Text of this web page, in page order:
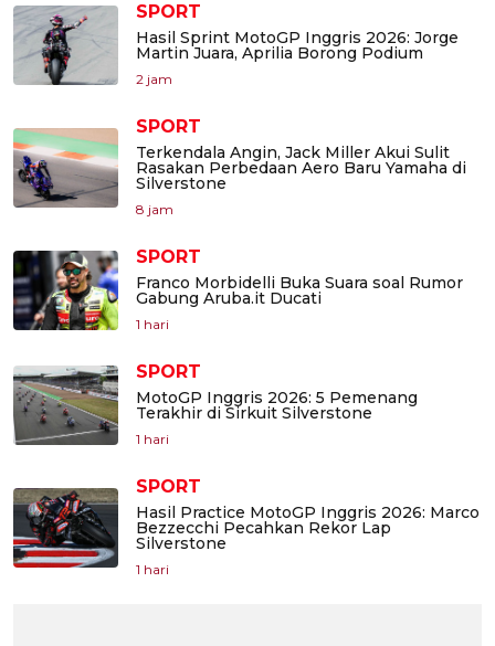
SPORT
Hasil Sprint MotoGP Inggris 2026: Jorge
Martin Juara, Aprilia Borong Podium
2 jam
SPORT
Terkendala Angin, Jack Miller Akui Sulit
Rasakan Perbedaan Aero Baru Yamaha di
Silverstone
8 jam
SPORT
Franco Morbidelli Buka Suara soal Rumor
Gabung Aruba.it Ducati
1 hari
SPORT
MotoGP Inggris 2026: 5 Pemenang
Terakhir di Sirkuit Silverstone
1 hari
SPORT
Hasil Practice MotoGP Inggris 2026: Marco
Bezzecchi Pecahkan Rekor Lap
Silverstone
1 hari